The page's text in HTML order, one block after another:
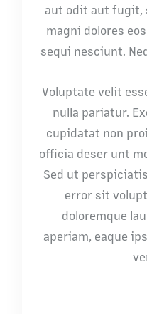
aut odit aut fugit,
magni dolores
sequi nesciunt.
Voluptate velit
nulla pariatur.
cupidatat non
officia deser unt
Sed ut
error sit
doloremque
aperiam, eaque